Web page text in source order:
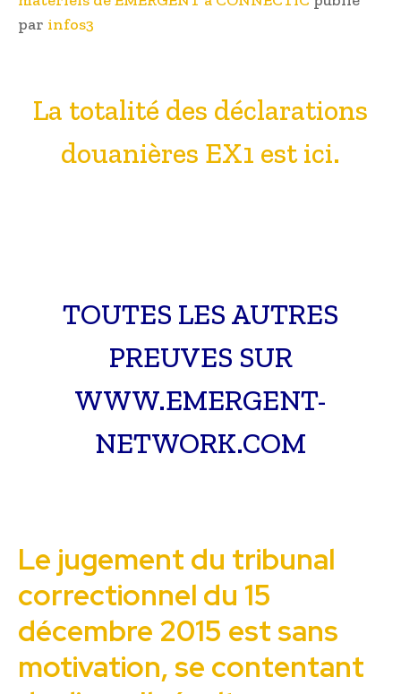
par infos3
La totalité des déclarations
douanières EX1 est ici.
TOUTES LES AUTRES
PREUVES SUR
WWW.EMERGENT-
NETWORK.COM
Le jugement du tribunal
correctionnel du 15
décembre 2015 est sans
motivation, se contentant